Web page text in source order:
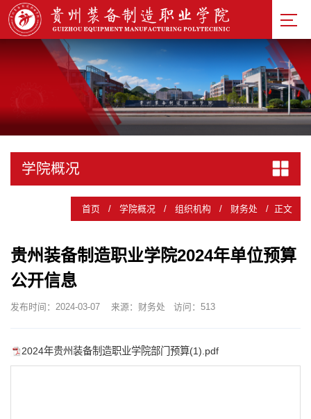
学院概况
首页 / 学院概况 / 组织机构 / 财务处 / 正文
贵州装备制造职业学院2024年单位预算
公开信息
发布时间：2024-03-07 来源：财务处 访问： 513
2024年贵州装备制造职业学院部门预算(1).pdf